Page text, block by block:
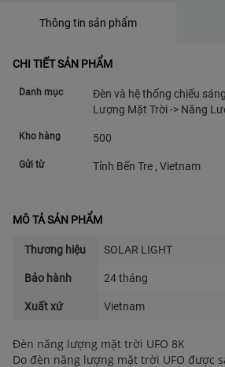
Thông tin sản phẩm
CHI TIẾT SẢN PHẨM
Danh mục
Đèn và hệ thống chiếu
Lượng Mặt Trời -> Năng
Kho hàng 500
Gửi từ Tỉnh Bến Tre , Vietnam
MÔ TẢ SẢN PHẨM
Thương hiệu SOLAR LIGHT
Bảo hành 24 tháng
Xuất xứ Vietnam
Đèn năng lượng mặt trời UFO 8K
Do đèn năng lượng mặt trời UFO được